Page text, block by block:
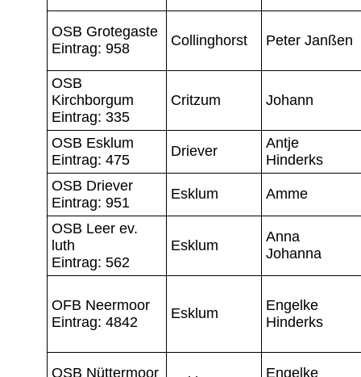
OSB Grotegaste
Eintrag: 958
Collinghorst Peter Janßen
OSB
Kirchborgum
Eintrag: 335
Critzum Johann
OSB Esklum
Eintrag: 475
Driever
Antje
Hinderks
OSB Driever
Eintrag: 951
Esklum Amme
OSB Leer ev.
luth
Eintrag: 562
Esklum
Anna
Johanna
OFB Neermoor
Eintrag: 4842
Esklum
Engelke
Hinderks
OSB Nüttermoor
Engelke